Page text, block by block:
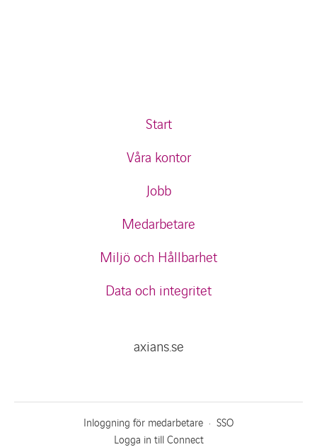
Start
Våra kontor
Jobb
Medarbetare
Miljö och Hållbarhet
Data och integritet
axians.se
Inloggning för medarbetare · SSO
Logga in till Connect